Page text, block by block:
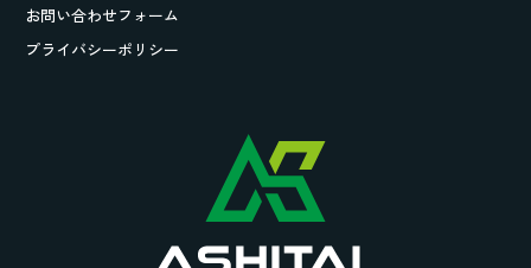
お問い合わせフォーム
プライバシーポリシー